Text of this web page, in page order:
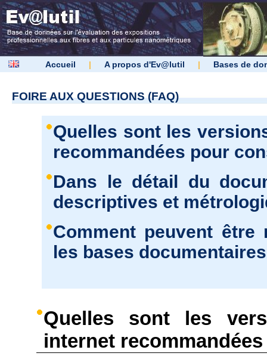
Accueil | A propos d'Ev@lutil | Bases de
FOIRE AUX QUESTIONS (FAQ)
Quelles sont les
recommandées pour
Dans le détail du
descriptives et
Comment peuvent
les bases
Quelles sont les
internet